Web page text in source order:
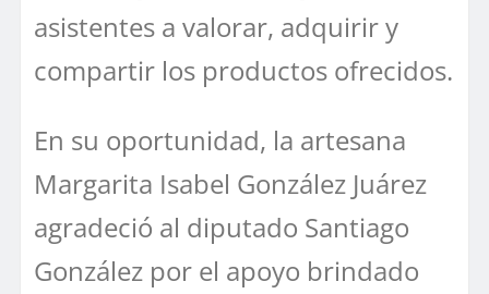
asistentes a valorar, adquirir y
compartir los productos ofrecidos.
En su oportunidad, la artesana
Margarita Isabel González Juárez
agradeció al diputado Santiago
González por el apoyo brindado